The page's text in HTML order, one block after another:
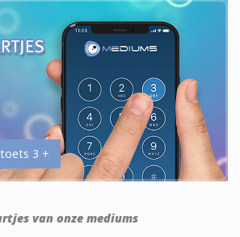
3 +
van onze mediums